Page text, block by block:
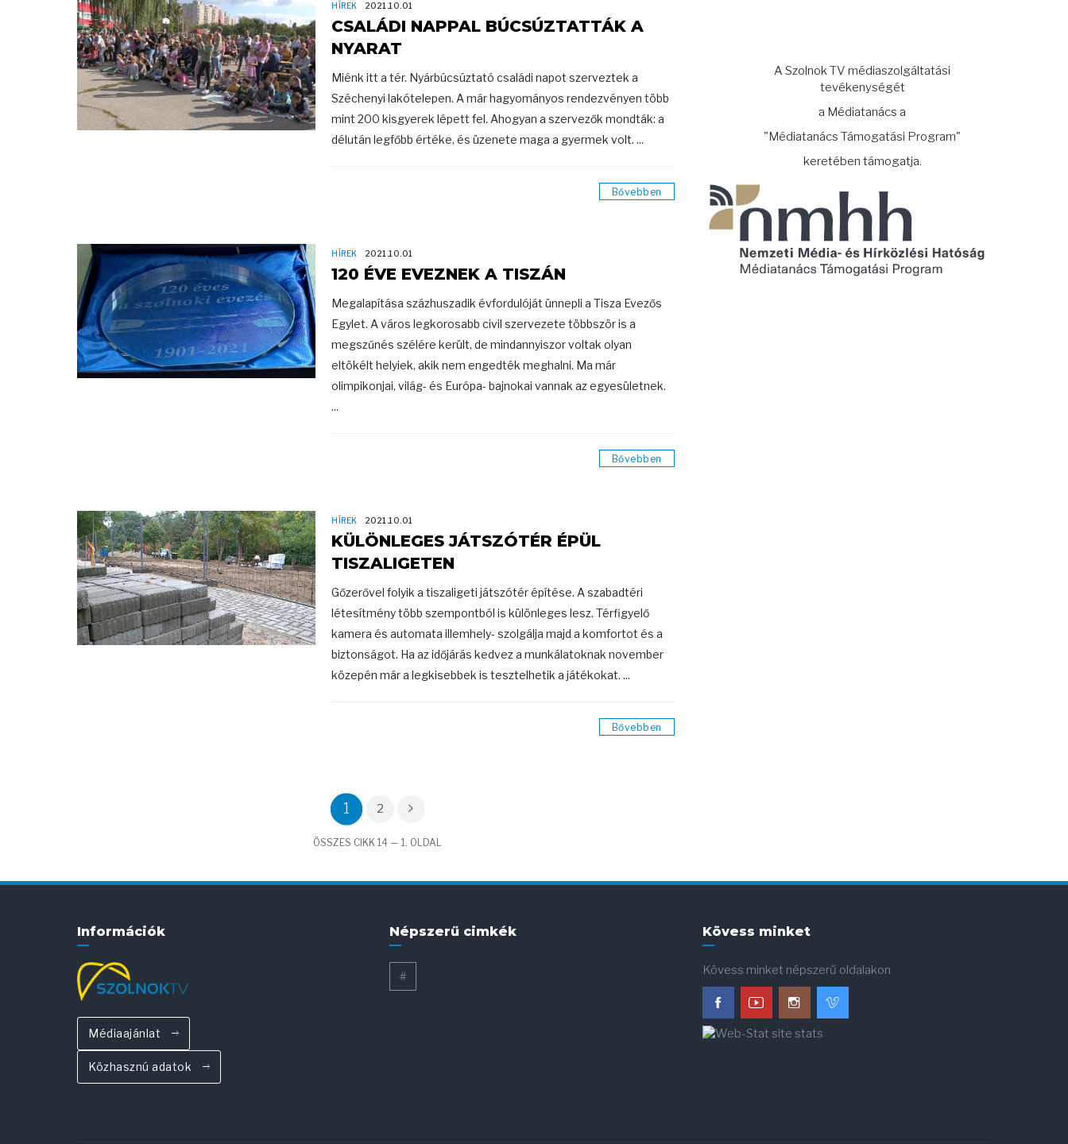
HÍREK 2021.10.01
CSALÁDI NAPPAL BÚCSÚZTATTÁK A
NYARAT
Miénk itt a tér. Nyárbúcsúztató családi napot szerveztek a
Széchenyi lakótelepen. A már hagyományos rendezvényen több
mint 200 kisgyerek lépett fel. Ahogyan a szervezők mondták: a
délután legfőbb értéke, és üzenete maga a gyermek volt. ...
Bővebben
HÍREK 2021.10.01
120 ÉVE EVEZNEK A TISZÁN
Megalapítása százhuszadik évfordulóját ünnepli a Tisza Evezős
Egylet. A város legkorosabb civil szervezete többször is a
megszűnés szélére került, de mindannyiszor voltak olyan
eltökélt helyiek, akik nem engedték meghalni. Ma már
olimpikonjai, világ- és Európa- bajnokai vannak az egyesületnek.
...
Bővebben
HÍREK 2021.10.01
KÜLÖNLEGES JÁTSZÓTÉR ÉPÜL
TISZALIGETEN
Gőzerővel folyik a tiszaligeti játszótér építése. A szabadtéri
létesítmény több szempontból is különleges lesz. Térfigyelő
kamera és automata illemhely- szolgálja majd a komfortot és a
biztonságot. Ha az időjárás kedvez a munkálatoknak november
közepén már a legkisebbek is tesztelhetik a játékokat. ...
Bővebben
1 2
ÖSSZES CIKK 14 — 1. OLDAL
A Szolnok TV médiaszolgáltatási
tevékenységét
a Médiatanács a
"Médiatanács Támogatási Program"
keretében támogatja.
Információk
Médiaajánlat
Közhasznú adatok
Népszerű cimkék
#
Kövess minket
Kövess minket népszerű oldalakon